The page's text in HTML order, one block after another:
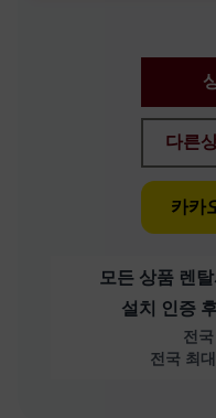
다른
카카
모든 상품 렌탈
설치 인증
전
전국 최